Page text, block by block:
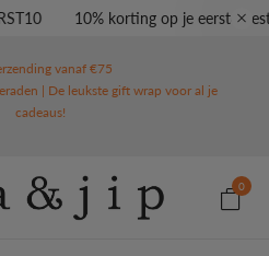
10% korting op je eerste
vanaf €75
| De leukste gift wrap voor al je
cadeaus!
0